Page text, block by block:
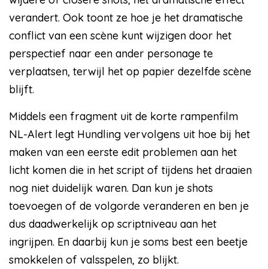
verandert. Ook toont ze hoe je het dramatische
conflict van een scène kunt wijzigen door het
perspectief naar een ander personage te
verplaatsen, terwijl het op papier dezelfde scène
blijft.
Middels een fragment uit de korte rampenfilm
NL-Alert legt Hundling vervolgens uit hoe bij het
maken van een eerste edit problemen aan het
licht komen die in het script of tijdens het draaien
nog niet duidelijk waren. Dan kun je shots
toevoegen of de volgorde veranderen en ben je
dus daadwerkelijk op scriptniveau aan het
ingrijpen. En daarbij kun je soms best een beetje
smokkelen of valsspelen, zo blijkt.